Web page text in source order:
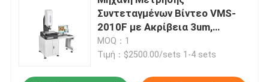
Δισδιάστατη μηχανή μέτρησης συντεταγμένων
Συντεταγμένων Βίντεο VMS-
2010F με Ακρίβεια 3um,
Τροφοδοσία 220V 50HZ και
Αυτόματη Εστίαση στον Άξονα
MOQ：1
Τιμή：$2500.00/sets 1-4 sets